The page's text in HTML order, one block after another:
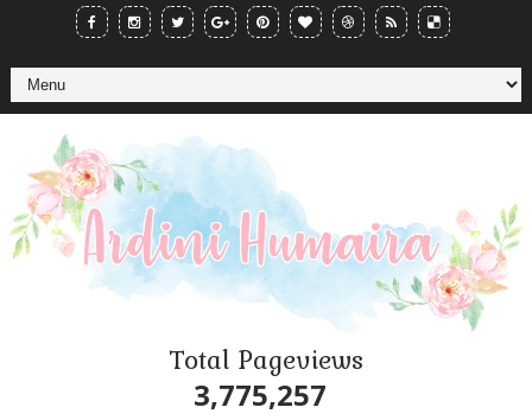
Total Pageviews
3,775,257